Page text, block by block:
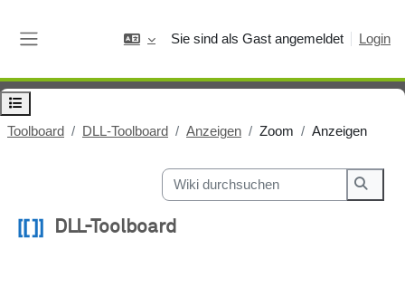
Sie sind als Gast angemeldet Login
Kursindex öffnen
Toolboard DLL-Toolboard Anzeigen Zoom Anzeigen
Wiki durchsuchen
Wiki
DLL-Toolboard